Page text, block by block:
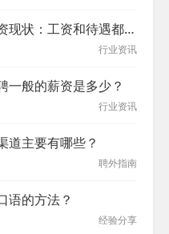
中国外籍教师薪资现状：工资和待遇都非常高
行业资讯
一般的薪资是多少？
行业资讯
道主要有哪些？
聘外指南
语的方法？
经验分享